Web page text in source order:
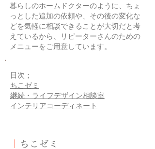
暮らしのホームドクターのように、ちょ
っとした追加の依頼や、その後の変化な
どを気軽に相談できることが大切だと考
えているから、リピーターさんのための
メニューをご用意しています。
目次；
​ちこゼミ
継続・ライフデザイン相談室
​インテリアコーディネート
ちこゼミ